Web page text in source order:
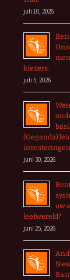
juli 10, 2026
kiezers.
juli 5, 2026
(Oeganda)
investeringen
juni 30, 2026
uw
leefwereld?
juni 25, 2026